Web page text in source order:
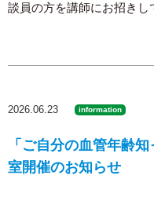
談員の方を講師にお招きし
2026.06.23 information
「ご自分の血管年齢
室開催のお知らせ